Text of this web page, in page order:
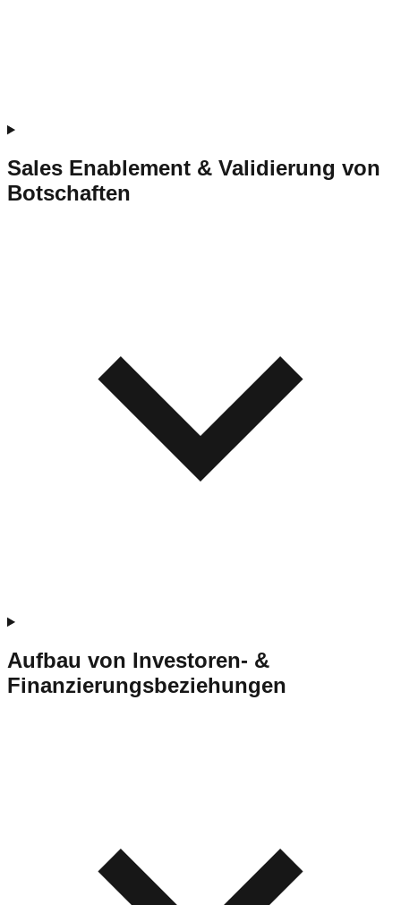
Sales Enablement & Validierung von
Botschaften
Aufbau von Investoren- &
Finanzierungsbeziehungen